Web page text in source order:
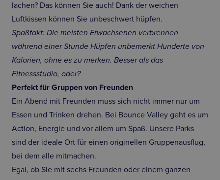
lachen? Das können Sie auch! Dank der weichen
Luftkissen können Sie unbeschwert hüpfen.
Spaßfakt: Die meisten Erwachsenen verbrennen
während einer Stunde Hüpfen unbemerkt Hunderte von
Kalorien, ohne es zu merken. Besser als das
Fitnessstudio, oder?
Perfekt für Gruppen von Freunden
Ein Abend mit Freunden muss sich nicht immer nur um
Essen und Trinken drehen. Bei Bounce Valley geht es um
Action, Energie und vor allem um Spaß. Unsere Parks
sind der ideale Ort für einen originellen Gruppenausflug,
bei dem alle mitmachen.
Egal, ob Sie mit sechs Freunden oder einem ganzen